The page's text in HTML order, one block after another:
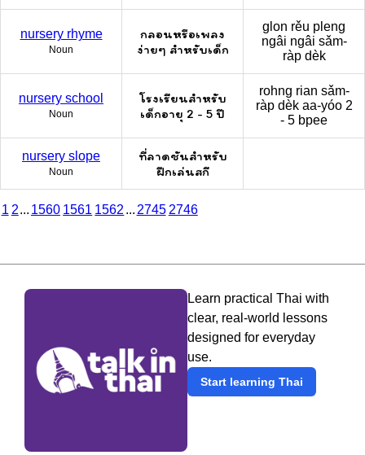
nursery rhyme
Noun
กลอนหรือเพลง
ง่ายๆ สำหรับเด็ก
glon rěu pleng
ngâi ngâi sǎm-
ràp dèk
nursery school
Noun
โรงเรียนสำหรับ
เด็กอายุ 2 - 5 ปี
rohng rian sǎm-
ràp dèk aa-yóo 2
- 5 bpee
nursery slope
Noun
ที่ลาดชันสำหรับ
ฝึกเล่นสกี
1 2... 1560 1561 1562 ... 2745 2746
Learn practical Thai with
clear, real-world lessons
designed for everyday
use.
Start learning Thai